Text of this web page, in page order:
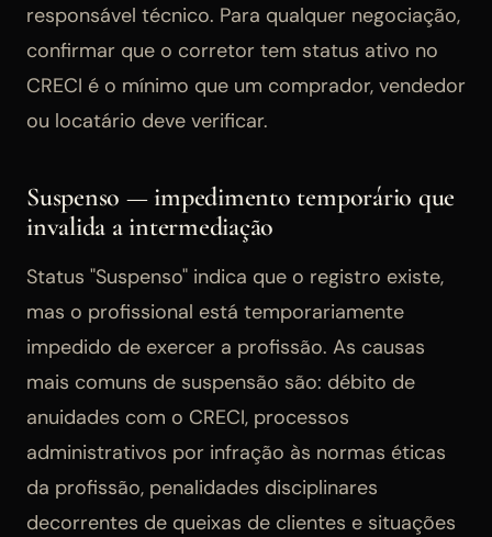
responsável técnico. Para qualquer negociação,
confirmar que o corretor tem status ativo no
CRECI é o mínimo que um comprador, vendedor
ou locatário deve verificar.
Suspenso — impedimento temporário que
invalida a intermediação
Status "Suspenso" indica que o registro existe,
mas o profissional está temporariamente
impedido de exercer a profissão. As causas
mais comuns de suspensão são: débito de
anuidades com o CRECI, processos
administrativos por infração às normas éticas
da profissão, penalidades disciplinares
decorrentes de queixas de clientes e situações